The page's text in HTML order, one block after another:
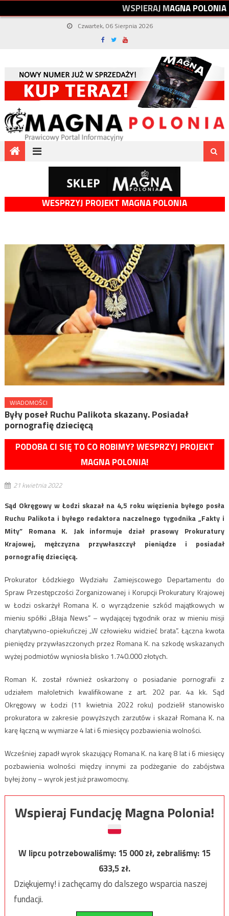
WSPIERAJMAGNAPOLONIA
Czwartek, 06 Sierpnia 2026
WESPRZYJ PROJEKT MAGNA POLONIA
WIADOMOŚCI
Były poseł Ruchu Palikota skazany. Posiadał
pornografię dziecięcą
PODOBA CI SIĘ TO CO ROBIMY? WESPRZYJ PROJEKT
MAGNA POLONIA!
21 kwietnia 2022
Sąd Okręgowy w Łodzi skazał na 4,5 roku więzienia byłego posła
Ruchu Palikota i byłego redaktora naczelnego tygodnika „Fakty i
Mity” Romana K. Jak informuje dział prasowy Prokuratury
Krajowej, mężczyzna przywłaszczył pieniądze i posiadał
pornografię dziecięcą.
Prokurator Łódzkiego Wydziału Zamiejscowego Departamentu do
Spraw Przestępczości Zorganizowanej i Korupcji Prokuratury Krajowej
w Łodzi oskarżył Romana K. o wyrządzenie szkód majątkowych w
mieniu spółki „Błaja News” – wydającej tygodnik oraz w mieniu misji
charytatywno-opiekuńczej „W człowieku widzieć brata”. Łączna kwota
pieniędzy przywłaszczonych przez Romana K. na szkodę wskazanych
wyżej podmiotów wyniosła blisko 1.740.000 złotych.
Roman K. został również oskarżony o posiadanie pornografii z
udziałem małoletnich kwalifikowane z art. 202 par. 4a kk. Sąd
Okręgowy w Łodzi (11 kwietnia 2022 roku) podzielił stanowisko
prokuratora w zakresie powyższych zarzutów i skazał Romana K. na
karę łączną w wymiarze 4 lat i 6 miesięcy pozbawienia wolności.
Wcześniej zapadł wyrok skazujący Romana K. na karę 8 lat i 6 miesięcy
pozbawienia wolności między innymi za podżeganie do zabójstwa
byłej żony – wyrok jest już prawomocny.
Wspieraj Fundację Magna Polonia!
W lipcu potrzebowaliśmy:15 000zł, zebraliśmy:15
633,5zł.
Dziękujemy! i zachęcamy do dalszego wsparcia naszej
fundacji.